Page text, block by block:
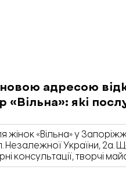
адресою
«Вільна»: які
жінок «Вільна» у
України, 2а.
консультації, творчі
заняття з психологом